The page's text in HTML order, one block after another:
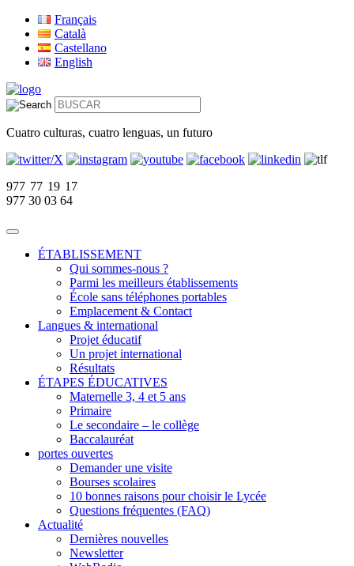
Français
Català
Castellano
English
Cuatro culturas, cuatro lenguas, un futuro
977 77 19 17
977 30 03 64
ÉTABLISSEMENT
Qui sommes-nous ?
Parmi les meilleurs établissements
École sans téléphones portables
Emplacement & Contact
Langues & international
Projet éducatif
Un projet international
Résultats
ÉTAPES ÉDUCATIVES
Maternelle 3, 4 et 5 ans
Primaire
Le secondaire – le collège
Baccalauréat
portes ouvertes
Demander une visite
Bourses scolaires
10 bonnes raisons pour choisir le Lycée
Questions fréquentes (FAQ)
Actualité
Dernières nouvelles
Newsletter